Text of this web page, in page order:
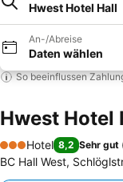
Hwest Hotel Hall
An-/Abreise
Daten wählen
So beeinflussen
Hwest Hotel
3 Sterne
Hotel 8,2 Sehr gut
BC Hall West,